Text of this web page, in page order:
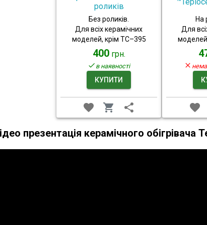
роликів
Без роликів.
Для всіх керамічних
моделей, крім ТС–395
400 грн.
в наявності
КУПИТИ
На
Для
презентація керамічного обігрівача